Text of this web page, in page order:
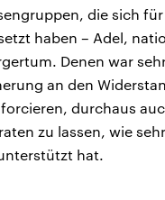
die sich
haben – Adel,
Denen war
an den
durchaus
zu lassen, wie
hat.